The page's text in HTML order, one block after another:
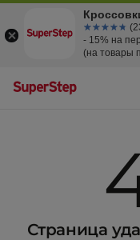
Страница
☆☆☆☆☆
★★★★★
- 15% на
(на товары